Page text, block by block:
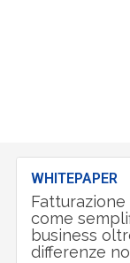
WHITEPAPER
come
business
differenze